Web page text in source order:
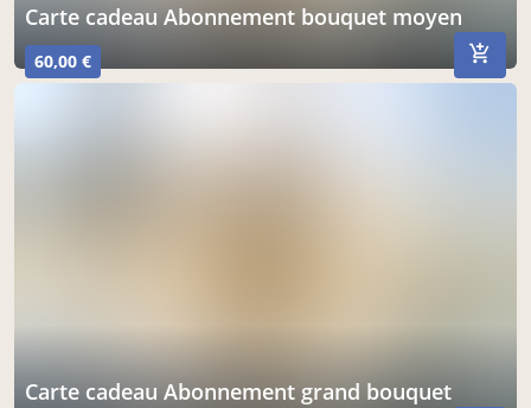
Carte cadeau Abonnement bouquet moyen
60,00 €
Carte cadeau Abonnement grand bouquet